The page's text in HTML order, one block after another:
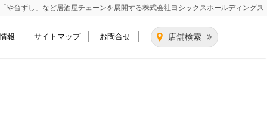
「や台ずし」など居酒屋チェーンを展開する株式会社ヨシックスホールディングス
店舗検索
報 サイトマップ お問合せ